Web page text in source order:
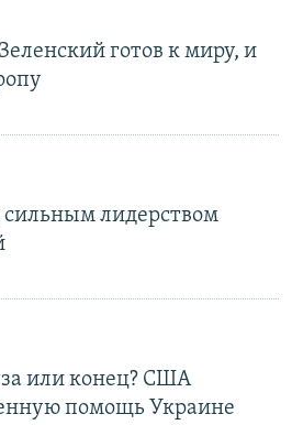
готов к миру, и
сильным лидерством
или конец? США
помощь Украине